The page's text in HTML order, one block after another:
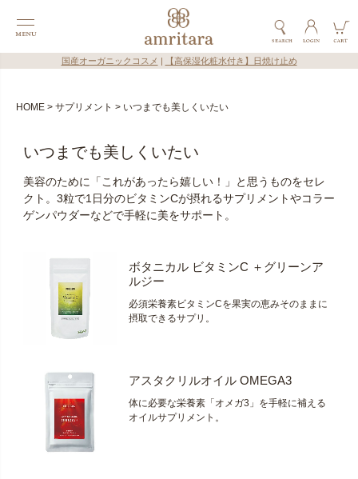
国産オーガニックコスメ 【高保湿化粧水付き】日焼け止め
HOME サプリメント いつまでも美しくいたい
いつまでも美しくいたい
美容のために「これがあったら嬉しい！」と思うものをセレ
クト。3粒で1日分のビタミンCが摂れるサプリメントやコラー
ゲンパウダーなどで手軽に美をサポート。
ボタニカル ビタミンC ＋グリーンア
ルジー
必須栄養素ビタミンCを果実の恵みそのままに
摂取できるサプリ。
アスタクリルオイル OMEGA3
体に必要な栄養素「オメガ3」を手軽に補える
オイルサプリメント。